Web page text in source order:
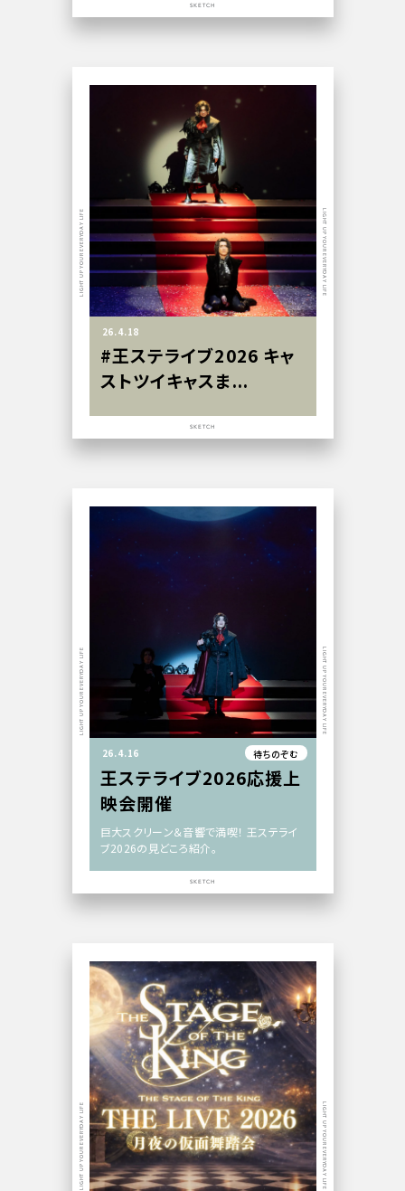
SKETCH
26.4.18
#王ステライブ2026 キャ
ストツイキャスま...
LIGHT UP YOUR EVERYDAY LIFE LIGHT UP YOUR EVERYDAY LIFE
SKETCH
26.4.16 待ちのぞむ
王ステライブ2026応援上
映会開催
巨大スクリーン＆音響で満喫！ 王ステライ
ブ2026の見どころ紹介。
LIGHT UP YOUR EVERYDAY LIFE LIGHT UP YOUR EVERYDAY LIFE
SKETCH
LIGHT UP YOUR EVERYDAY LIFE LIGHT UP YOUR EVERYDAY LIFE